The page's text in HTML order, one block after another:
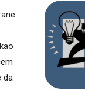
da